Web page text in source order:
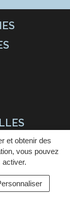
et obtenir des
vous pouvez
activer.